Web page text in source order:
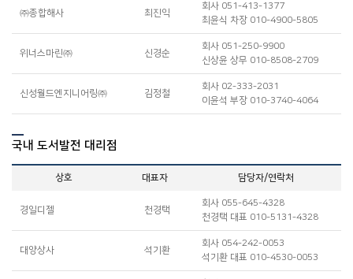
㈜종합해사 최진익
회사 051-413-1377
최윤식 차장 010-4900-5805
위너스마린㈜ 신경순
회사 051-250-9900
신상윤 상무 010-8508-2709
신성월드엔지니어링㈜ 김정철
회사 02-333-2031
이윤석 부장 010-3740-4064
국내 도서발전 대리점
상호 대표자 담당자/연락처
경일디젤 천경택
회사 055-645-4328
천경택 대표 010-5131-4328
대양상사 석기환
회사 054-242-0053
석기환 대표 010-4530-0053